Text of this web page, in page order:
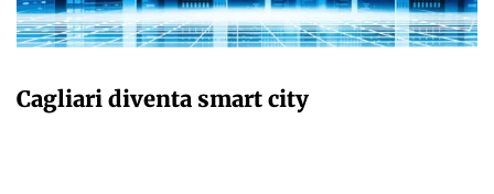
Cagliari diventa smart city